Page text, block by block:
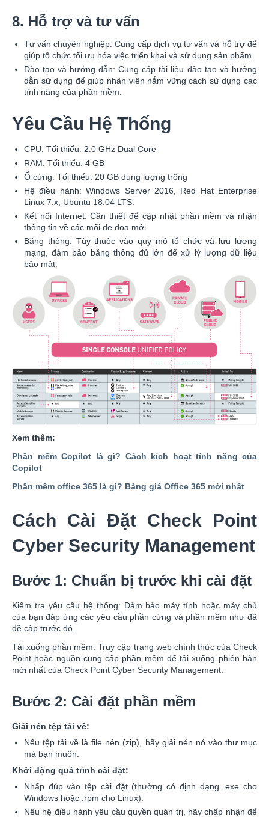
8. Hỗ trợ và tư vấn
Tư vấn chuyên nghiệp: Cung cấp dịch vụ tư vấn và hỗ trợ để
giúp tổ chức tối ưu hóa việc triển khai và sử dụng sản phẩm.
Đào tạo và hướng dẫn: Cung cấp tài liệu đào tạo và hướng
dẫn sử dụng để giúp nhân viên nắm vững cách sử dụng các
tính năng của phần mềm.
Yêu Cầu Hệ Thống
CPU: Tối thiểu: 2.0 GHz Dual Core
RAM: Tối thiểu: 4 GB
Ổ cứng: Tối thiểu: 20 GB dung lượng trống
Hệ điều hành: Windows Server 2016, Red Hat Enterprise
Linux 7.x, Ubuntu 18.04 LTS.
Kết nối Internet: Cần thiết để cập nhật phần mềm và nhận
thông tin về các mối đe dọa mới.
Băng thông: Tùy thuộc vào quy mô tổ chức và lưu lượng
mạng, đảm bảo băng thông đủ lớn để xử lý lượng dữ liệu
bảo mật.
Xem thêm:
Phần mềm Copilot là gì? Cách kích hoạt tính năng của
Copilot
Phần mềm office 365 là gì? Bảng giá Office 365 mới nhất
Cách Cài Đặt Check Point
Cyber Security Management
Bước 1: Chuẩn bị trước khi cài đặt
Kiểm tra yêu cầu hệ thống: Đảm bảo máy tính hoặc máy chủ
của bạn đáp ứng các yêu cầu phần cứng và phần mềm như đã
đề cập trước đó.
Tải xuống phần mềm: Truy cập trang web chính thức của Check
Point hoặc nguồn cung cấp phần mềm để tải xuống phiên bản
mới nhất của Check Point Cyber Security Management.
Bước 2: Cài đặt phần mềm
Giải nén tệp tải về:
Nếu tệp tải về là file nén (zip), hãy giải nén nó vào thư mục
mà bạn muốn.
Khởi động quá trình cài đặt:
Nhấp đúp vào tệp cài đặt (thường có định dạng .exe cho
Windows hoặc .rpm cho Linux).
Nếu hệ điều hành yêu cầu quyền quản trị, hãy chấp nhận để